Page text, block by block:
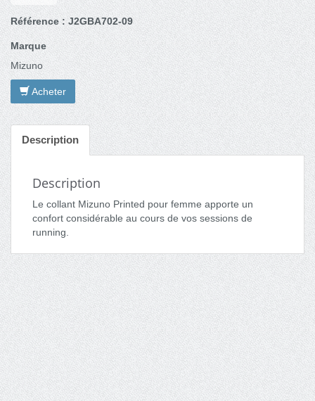
Référence : J2GBA702-09
Marque
Mizuno
Acheter
Description
Description
Le collant Mizuno Printed pour femme apporte un
confort considérable au cours de vos sessions de
running.